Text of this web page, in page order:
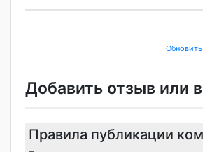
Добавить отзыв или
Правила публикации